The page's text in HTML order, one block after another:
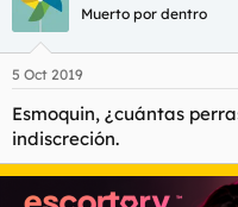
Muerto por dentro
5 Oct 2019
Esmoquin, ¿cuántas
indiscreción.